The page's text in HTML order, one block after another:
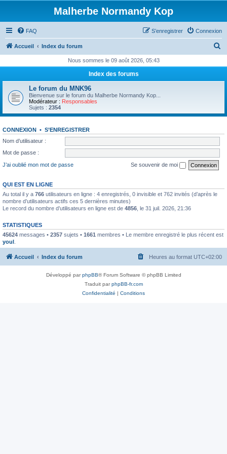
Malherbe Normandy Kop
FAQ Connexion
S’enregistrer
Accueil Index du forum
h
c
Nous sommes le 09 août 2026, 05:43
Index des forums
Le forum du MNK96
Bienvenue sur le forum du Malherbe Normandy Kop...
Modérateur : Responsables
Sujets : 2354
CONNEXION • S’ENREGISTRER
Nom d’utilisateur :
Mot de passe :
J’ai oublié mon mot de passe
Se souvenir de moi
QUI EST EN LIGNE
Au total il y a 766 utilisateurs en ligne : 4 enregistrés, 0 invisible et 762 invités (d’après le
nombre d’utilisateurs actifs ces 5 dernières minutes)
Le record du nombre d’utilisateurs en ligne est de 4856 , le 31 juil. 2026, 21:36
STATISTIQUES
45624 messages • 2357 sujets • 1661 membres • Le membre enregistré le plus récent est
youl
Accueil Index du forum Heures au format UTC+02:00
Développé parphpBB® Forum Software © phpBB Limited
Traduit parphpBB-fr.com
Confidentialité | Conditions